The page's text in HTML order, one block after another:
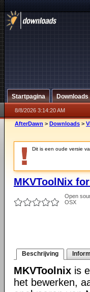
Startpagina Downloads
8/8/2026 3:14:20 AM
AfterDawn > Downloads >
Dit is een oude versie
MKVToolNix
Open
OSX
Beschrijving
MKVToolnix is
het bewerken,